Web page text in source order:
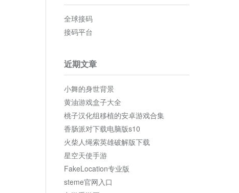
全球接码
接码平台
近期文章
小舞的身世背景
黄油游戏盒子大全
桃子汉化组移植的安卓游戏合集
香肠派对下载电脑版s10
火柴人绳索英雄破解版下载
星空天使手游
FakeLocation专业版
steme官网入口